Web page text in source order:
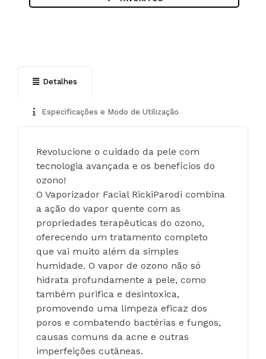
Detalhes
Especificações e Modo de Utilização
Revolucione o cuidado da pele com
tecnologia avançada e os benefícios do
ozono!
O Vaporizador Facial RickiParodi combina
a ação do vapor quente com as
propriedades terapêuticas do ozono,
oferecendo um tratamento completo
que vai muito além da simples
humidade. O vapor de ozono não só
hidrata profundamente a pele, como
também purifica e desintoxica,
promovendo uma limpeza eficaz dos
poros e combatendo bactérias e fungos,
causas comuns da acne e outras
imperfeições cutâneas.